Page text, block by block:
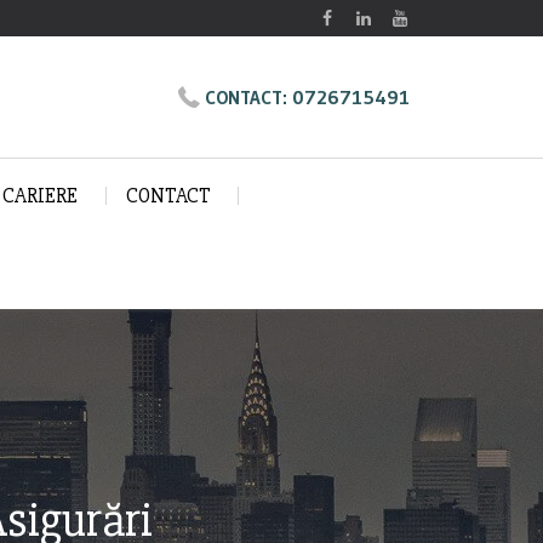
CONTACT: 0726715491
CARIERE CONTACT